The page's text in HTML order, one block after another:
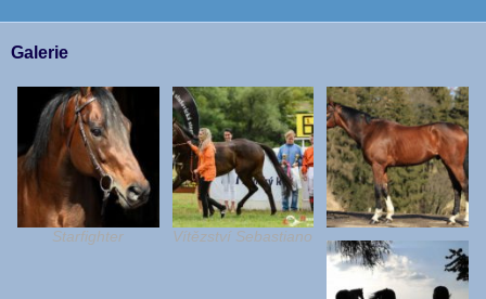
Galerie
Starfighter Vítězství Sebastiano